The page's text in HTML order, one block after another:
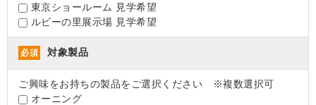
東京ショールーム 見学希望
ルビーの里展示場 見学希望
必須 対象製品
ご興味をお持ちの製品をご選択ください ※複数選択可
オーニング